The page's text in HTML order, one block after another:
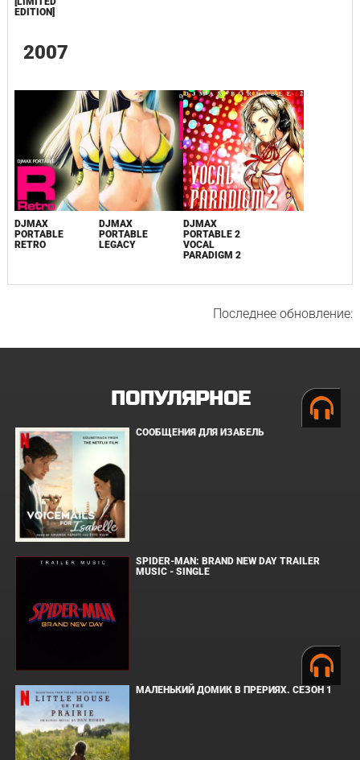
EDITION]
2007
DJMAX
PORTABLE
RETRO
DJMAX
PORTABLE
LEGACY
DJMAX
PORTABLE 2
VOCAL
PARADIGM 2
Последнее обновление:
ПОПУЛЯРНОЕ
СООБЩЕНИЯ ДЛЯ ИЗАБЕЛЬ
SPIDER-MAN: BRAND NEW DAY TRAILER
MUSIC - SINGLE
МАЛЕНЬКИЙ ДОМИК В ПРЕРИЯХ. СЕЗОН 1